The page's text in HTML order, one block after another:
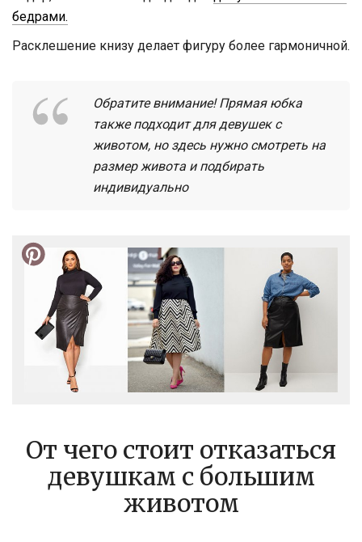
бедрами.
Расклешение книзу делает фигуру более гармоничной.
Обратите внимание! Прямая юбка
также подходит для девушек с
животом, но здесь нужно смотреть на
размер живота и подбирать
индивидуально
От чего стоит отказаться
девушкам с большим
животом